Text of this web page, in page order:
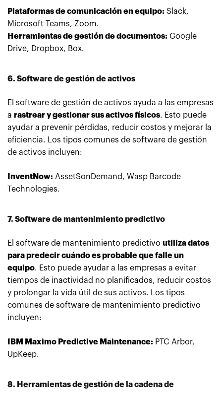
Plataformas de comunicación en equipo: Slack,
Microsoft Teams, Zoom.
Herramientas de gestión de documentos: Google
Drive, Dropbox, Box.
6. Software de gestión de activos
El software de gestión de activos ayuda a las empresas
a rastrear y gestionar sus activos físicos. Esto puede
ayudar a prevenir pérdidas, reducir costos y mejorar la
eficiencia. Los tipos comunes de software de gestión
de activos incluyen:
InventNow: AssetSonDemand, Wasp Barcode
Technologies.
7. Software de mantenimiento predictivo
El software de mantenimiento predictivo utiliza datos
para predecir cuándo es probable que falle un
equipo. Esto puede ayudar a las empresas a evitar
tiempos de inactividad no planificados, reducir costos
y prolongar la vida útil de sus activos. Los tipos
comunes de software de mantenimiento predictivo
incluyen:
IBM Maximo Predictive Maintenance: PTC Arbor,
UpKeep.
8. Herramientas de gestión de la cadena de